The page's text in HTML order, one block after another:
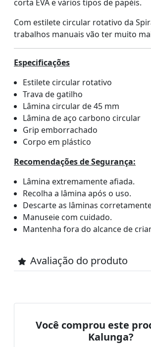
corta EVA e vários tipos de papéis.
Com estilete circular rotativo da
trabalhos manuais vão ter muito
Especificações
Estilete circular rotativo
Trava de gatilho
Lâmina circular de 45 mm
Lâmina de aço carbono circular
Grip emborrachado
Corpo em plástico
Recomendações de Segurança:
Lâmina extremamente afiada.
Recolha a lâmina após o uso.
Descarte as lâminas
Manuseie com cuidado.
Mantenha fora do alcance de
Avaliação do produto
Você comprou este
Kalunga?